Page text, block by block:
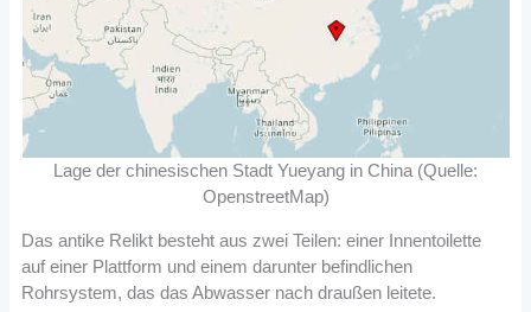
Lage der chinesischen Stadt Yueyang in China (Quelle:
OpenstreetMap)
Das antike Relikt besteht aus zwei Teilen: einer Innentoilette
auf einer Plattform und einem darunter befindlichen
Rohrsystem, das das Abwasser nach draußen leitete.